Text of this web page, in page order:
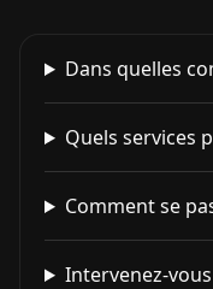
Dans quelles
Quels services
Comment se
Intervenez-